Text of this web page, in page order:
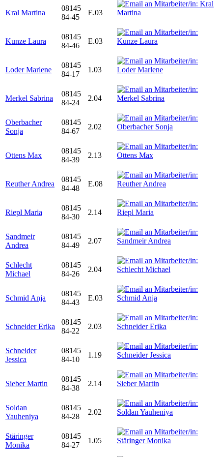
Kral Martina
08145
84-45
E.03
Kunze Laura
08145
84-46
E.03
Loder Marlene
08145
84-17
1.03
Merkel Sabrina
08145
84-24
2.04
Oberbacher
Sonja
08145
84-67
2.02
Ottens Max
08145
84-39
2.13
Reuther Andrea
08145
84-48
E.08
Riepl Maria
08145
84-30
2.14
Sandmeir
Andrea
08145
84-49
2.07
Schlecht
Michael
08145
84-26
2.04
Schmid Anja
08145
84-43
E.03
Schneider Erika
08145
84-22
2.03
Schneider
Jessica
08145
84-10
1.19
Sieber Martin
08145
84-38
2.14
Soldan
Yauheniya
08145
84-28
2.02
Stäringer
Monika
08145
84-27
1.05